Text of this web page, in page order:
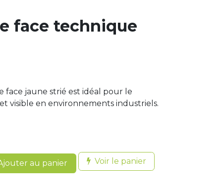
face technique
face jaune strié est idéal pour le
visible en environnements industriels.
au panier Voir le panier